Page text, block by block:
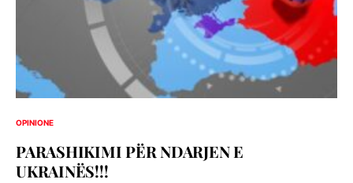
OPINIONE
PARASHIKIMI PËR NDARJEN E
UKRAINËS!!!